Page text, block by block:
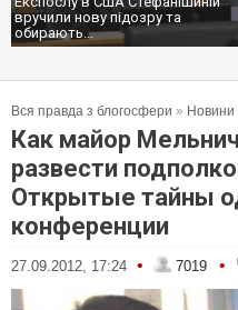
сотні ракет до Patriot, бо у США
...
Вся правда з блогосфери » Новини
Как майор
развести
Открытые тайны
конференции
27.09.2012, 17:24 • 7019 •